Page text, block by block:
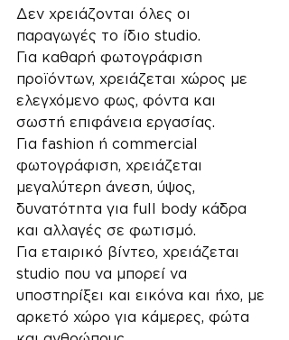
Δεν χρειάζονται όλες οι
παραγωγές το ίδιο studio.
Για καθαρή φωτογράφιση
προϊόντων, χρειάζεται χώρος με
ελεγχόμενο φως, φόντα και
σωστή επιφάνεια εργασίας.
Για fashion ή commercial
φωτογράφιση, χρειάζεται
μεγαλύτερη άνεση, ύψος,
δυνατότητα για full body κάδρα
και αλλαγές σε φωτισμό.
Για εταιρικό βίντεο, χρειάζεται
studio που να μπορεί να
υποστηρίξει και εικόνα και ήχο, με
αρκετό χώρο για κάμερες, φώτα